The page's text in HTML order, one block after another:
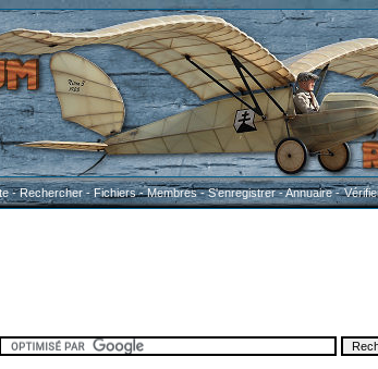
-Rechercher-Fichiers-Membres-S'enregistrer-Annuaire-